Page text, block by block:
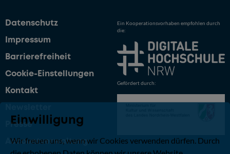
Datenschutz
Impressum
Barrierefreiheit
Cookie-Einstellungen
Kontakt
Presse
Accountverwaltung
Ein Kooperationsvorhaben empfohlen durch
die:
Gefördert durch:
Einwilligung
Wir freuen uns, wenn wir Cookies verwenden dürfen. Durch